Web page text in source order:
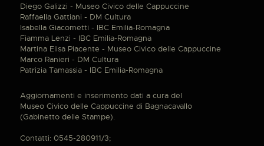
Diego Galizzi - Museo Civico delle Cappuccine
Raffaella Gattiani - DM Cultura
Isabella Giacometti - IBC Emilia-Romagna
Fiamma Lenzi - IBC Emilia-Romagna
Martina Elisa Piacente - Museo Civico delle Cappuccine
Marco Ranieri - DM Cultura
Patrizia Tamassia - IBC Emilia-Romagna
Aggiornamenti e inserimento dati a cura del
Museo Civico delle Cappuccine di Bagnacavallo
(Gabinetto delle Stampe).
Contatti: 0545-280911/3;